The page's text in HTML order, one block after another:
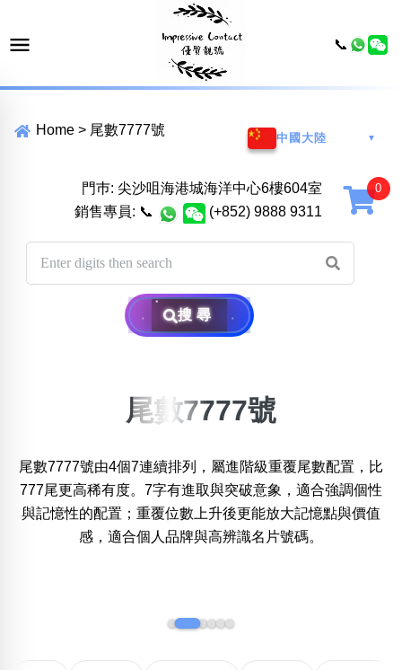
Home > 尾數7777號
中國大陸 ▼
門巿: 尖沙咀海港城海洋中心6樓604室
銷售專員: 📞 (+852) 9888 9311
搜尋
位置:
一 二 三 四 五 六 七 八 九 十 十一
尾數7777號
尾數7777號由4個7連續排列，屬進階級重覆尾數配置，比
777尾更高稀有度。7字有進取與突破意象，適合強調個性
與記憶性的配置；重覆位數上升後更能放大記憶點與價值
感，適合個人品牌與高辨識名片號碼。
📞